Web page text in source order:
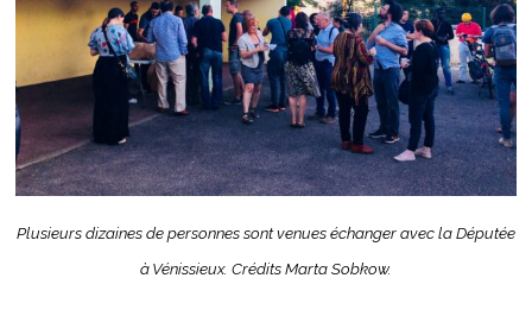
Plusieurs dizaines de personnes sont venues échanger avec la Députée
à Vénissieux. Crédits Marta Sobkow.